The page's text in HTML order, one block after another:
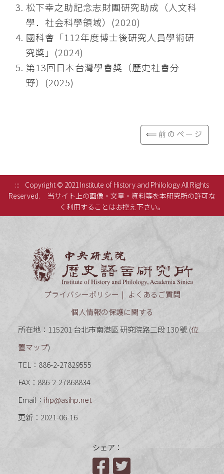
松下幸之助記念志財團研究助成（人文科
學．社会科學領域）(2020)
國科會「112年度博士後研究人員學術研
究獎」(2024)
第13回日本台灣學會獎（歷史社會分
野）(2025)
⟸前のページ
:::
Copyright © 2021 Institute of History and Philology All Rights
Reserved.
当サイト上の画像・文章・資料等を本研究所の許可な
く利用することはお控え下さい。
プライバシーポリシー
よくあるご質問
個人情報の保護に関する
所在地：115201 台北市南港區 研究院路二段 130 號 (位
置マップ)
TEL：886-2-27829555
FAX：886-2-27868834
Email： ihp@asihp.net
更新：2021-06-16
シェア：
Facebook